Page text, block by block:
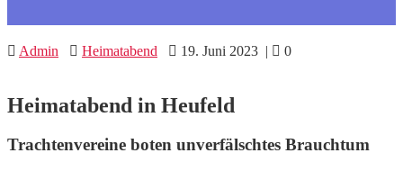
Admin Heimatabend 19. Juni 2023 | 0
Heimatabend in Heufeld
Trachtenvereine boten unverfälschtes Brauchtum